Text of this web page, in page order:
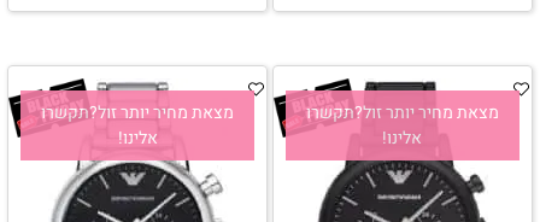
מצאת מחיר יותר זול?תקשרו
אלינו!
מצאת מחיר יותר זול?תקשרו
אלינו!